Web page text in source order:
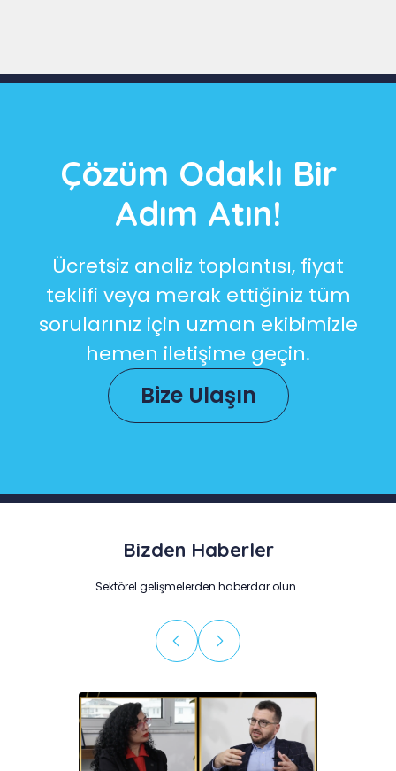
Çözüm Odaklı Bir
Adım Atın!
Ücretsiz analiz toplantısı, fiyat
teklifi veya merak ettiğiniz tüm
sorularınız için uzman ekibimizle
hemen iletişime geçin.
Bize Ulaşın
Bizden Haberler
Sektörel gelişmelerden haberdar olun…